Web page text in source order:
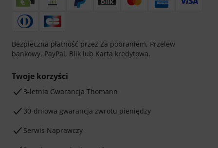
Bezpieczna płatność przez Za pobraniem, Przelew
bankowy, PayPal, Blik lub Karta kredytowa.
Twoje korzyści
3-letnia Gwarancja Thomann
30-dniowa gwarancja zwrotu pieniędzy
Serwis Naprawczy